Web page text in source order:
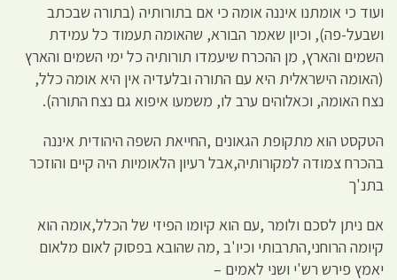
ועוד כי אומתנו איננה אומה כי אם בתורותיה (בתורה שבכתב
ושבעל-פה), וכיון שאמר הבורא, שהאומה תעמוד כל עמידת
השמים והארץ, מן ההכרח שיעמדו תורותיה כל ימי השמים והארץ
(האומה הישראלית היא עם התורה ובלעדיה אין היא אומה כלל,
נצח האומה, וכאלוהים ערב לו, משמעו איפוא גם נצח התורה).
הטקסט הוא מתקופת הגאונים ,החייאת השפה היהודית איננה
בהכרח צמודה למקורותיה,אבל רעיון הלאומיות היה קיים והוזכר
בתנ'ך
אם ניתן לסכם ולומר ,עם הוא קיומו הפיזי של הכלל,אומה הוא
קיומה הרוחני,התרבותי וכיו'ב ,מה שהובא בפסוק לאום מלאום
יאמץ פירש רש'י ושני לאמים –